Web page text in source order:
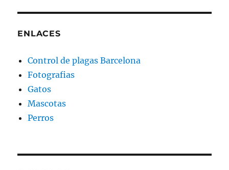
ENLACES
Control de plagas Barcelona
Fotografias
Gatos
Mascotas
Perros